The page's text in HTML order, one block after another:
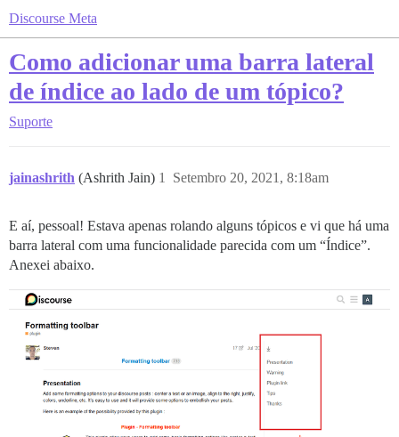
Discourse Meta
Como adicionar uma barra lateral
de índice ao lado de um tópico?
Suporte
jainashrith (Ashrith Jain) Setembro 20, 2021, 8:18am
1
E aí, pessoal! Estava apenas rolando alguns tópicos e vi que há uma
barra lateral com uma funcionalidade parecida com um “Índice”.
Anexei abaixo.